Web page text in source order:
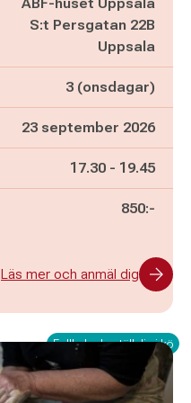
S:t Persgatan 22B
Uppsala
3 (onsdagar)
23 september 2026
Pågår mellan
17.30 - och
19.45
850:-
Läs mer och anmäl dig
Fullbokad - ställ dig i kö